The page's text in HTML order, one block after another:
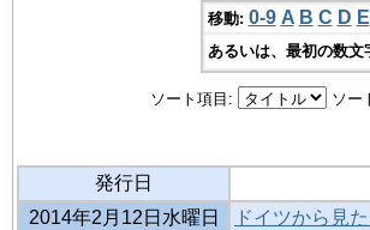
移動: 0-9 A B C D E
あるいは、最初の数
ソート項目: ソー
発行日
2014年2月12日水曜日
ドイツから見